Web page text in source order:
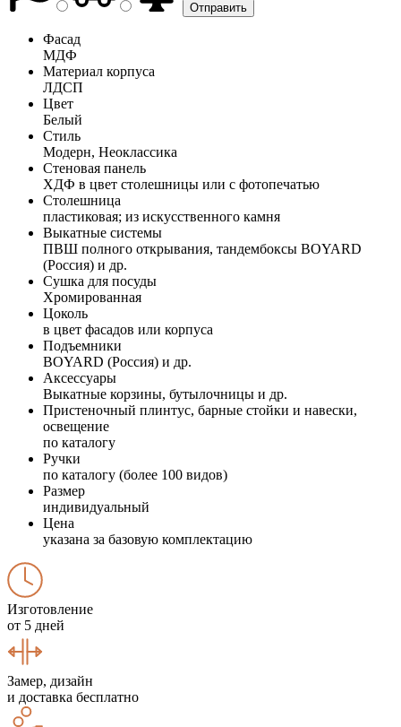
Фасад
МДФ
Материал корпуса
ЛДСП
Цвет
Белый
Стиль
Модерн, Неоклассика
Стеновая панель
ХДФ в цвет столешницы или с фотопечатью
Столешница
пластиковая; из искусственного камня
Выкатные системы
ПВШ полного открывания, тандембоксы BOYARD
(Россия) и др.
Сушка для посуды
Хромированная
Цоколь
в цвет фасадов или корпуса
Подъемники
BOYARD (Россия) и др.
Аксессуары
Выкатные корзины, бутылочницы и др.
Пристеночный плинтус, барные стойки и навески,
освещение
по каталогу
Ручки
по каталогу (более 100 видов)
Размер
индивидуальный
Цена
указана за базовую комплектацию
Изготовление
от 5 дней
Замер, дизайн
и доставка бесплатно